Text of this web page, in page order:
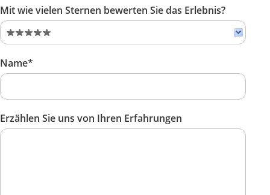
Mit wie vielen Sternen bewerten Sie das Erlebnis?
Name*
Erzählen Sie uns von Ihren Erfahrungen